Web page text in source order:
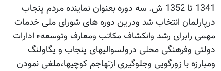
1341 تا 1352 ش. سه دوره بعنوان نماینده مردم پنجاب
درپارلمان انتخاب شد ودرین دوره های شورای ملی خدمات
مهمی رابرای رشد وانکشاف مکاتب ومعارف وتوسعهء ادارات
دولتی وفرهنگی محلی درولسوالیهای پنجاب و یگاولنگ
ومبارزه با زورگویی وجلوگیری ازتهاجم کوچیها،ملغی نمودن